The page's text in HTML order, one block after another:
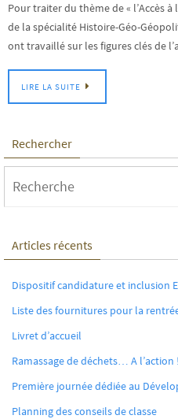
Pour traiter du thème de « l’Accès
de la spécialité Histoire-Géo-
ont travaillé sur les figures clés de
LIRE LA SUITE
Rechercher
Articles récents
Dispositif candidature et inclusion
Liste des fournitures pour la
Livret d’accueil
Ramassage de déchets… A l’action !
Première journée dédiée au
Planning des conseils de classe